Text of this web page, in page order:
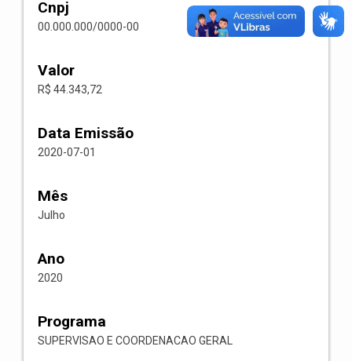
Cnpj
00.000.000/0000-00
Valor
R$ 44.343,72
Data Emissão
2020-07-01
Mês
Julho
Ano
2020
Programa
SUPERVISAO E COORDENACAO GERAL